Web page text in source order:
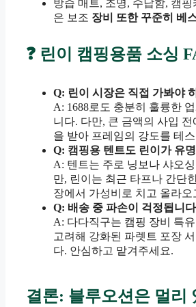
방습 매트, 조명, 수납함, 캠
은 보조 장비 또한 꾸준히 베
❓ 린이 캠핑용품 소싱
Q: 린이 시장은 직접 가봐야
A: 1688로도 충분히 훌륭한
니다. 다만, 큰 금액의 사입
을 받아 프레임의 강도를 테
Q: 캠핑용 텐트도 린이가 유
A: 텐트는 주로 닝보나 샤오
만, 린이는 최근 타프나 간단
장에서 가성비로 치고 올라오
Q: 배송 중 파손이 걱정됩니
A: 다다직구는 캠핑 장비 특
고려해 강화된 파렛트 포장
다. 안심하고 맡겨주세요.
결론: 블루오션은 멀리